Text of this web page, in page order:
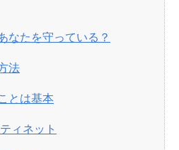
なたを守っている？
法
とは基本
ィネット